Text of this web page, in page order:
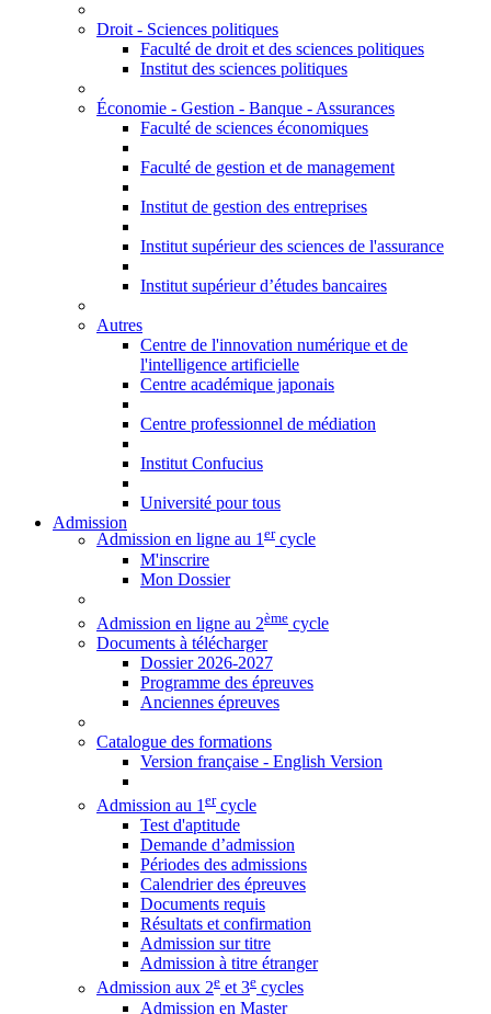
Droit - Sciences politiques
Faculté de droit et des sciences politiques
Institut des sciences politiques
Économie - Gestion - Banque - Assurances
Faculté de sciences économiques
Faculté de gestion et de management
Institut de gestion des entreprises
Institut supérieur des sciences de l'assurance
Institut supérieur d’études bancaires
Autres
Centre de l'innovation numérique et de
l'intelligence artificielle
Centre académique japonais
Centre professionnel de médiation
Institut Confucius
Université pour tous
Admission
Admission en ligne au 1ercycle
M'inscrire
Mon Dossier
Admission en ligne au 2ème cycle
Documents à télécharger
Dossier 2026-2027
Programme des épreuves
Anciennes épreuves
Catalogue des formations
Version française - English Version
Admission au 1 ercycle
Test d'aptitude
Demande d’admission
Périodes des admissions
Calendrier des épreuves
Documents requis
Résultats et confirmation
Admission sur titre
Admission à titre étranger
Admission aux 2e et 3e cycles
Admission en Master